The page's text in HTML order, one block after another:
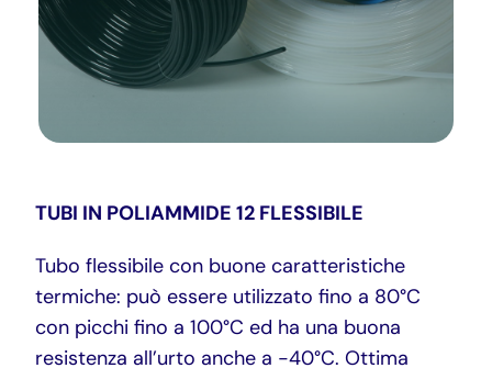
DOWNLOAD
TUBI IN POLIAMMIDE 12 FLESSIBILE
Tubo flessibile con buone caratteristiche
termiche: può essere utilizzato fino a 80°C
con picchi fino a 100°C ed ha una buona
resistenza all’urto anche a -40°C. Ottima